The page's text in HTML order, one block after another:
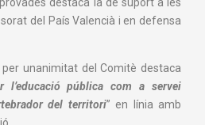
destaca la de suport a les
del País Valencià i en defensa
unanimitat del Comitè destaca
l’educació pública com a servei
del territori” en línia amb